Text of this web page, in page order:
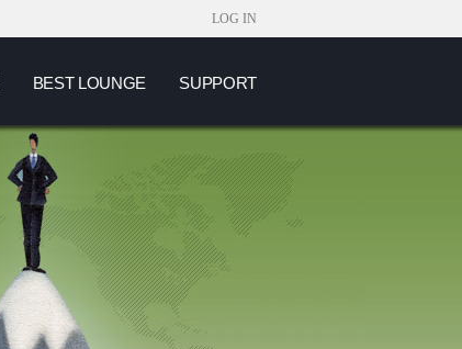
LOG IN
BEST LOUNGE SUPPORT